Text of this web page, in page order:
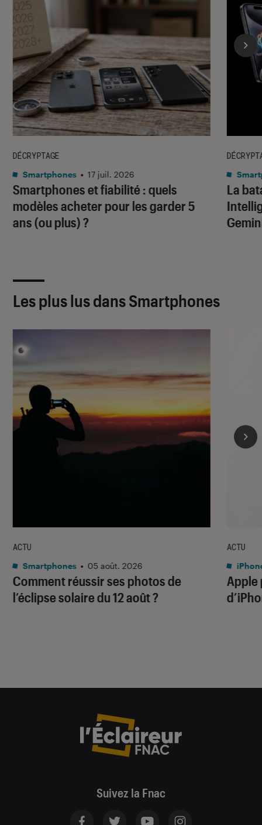
Smartphones et fiabilité : quels
modèles acheter pour les garder 5
ans (ou plus) ?
DÉCRYPTAGE
Smartphones • 17 juil. 2026
La
Les plus lus dans Smartphones
Comment réussir ses photos de
l’éclipse solaire du 12 août ?
ACTU
Smartphones • 05 août. 2026
Apple
ACTU
Suivez la Fnac